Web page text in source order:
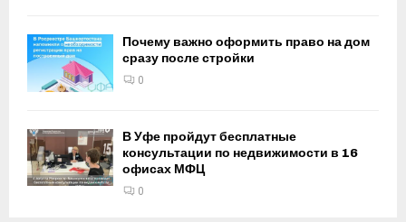
Почему важно оформить право на дом
сразу после стройки
0
В Уфе пройдут бесплатные
консультации по недвижимости в 16
офисах МФЦ
0